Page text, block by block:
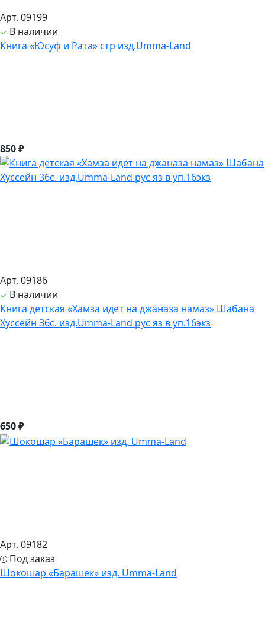
Арт. 09199
В наличии
Книга «Юсуф и Рата» стр изд.Umma-Land
850 ₽
Арт. 09186
В наличии
Книга детская «Хамза идет на джаназа намаз» Шабана
Хуссейн 36с. изд.Umma-Land рус яз в уп.16экз
650 ₽
Арт. 09182
Под заказ
Шокошар «Барашек» изд. Umma-Land